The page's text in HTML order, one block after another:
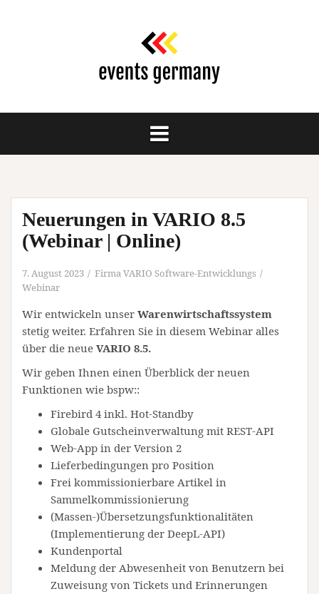
Neuerungen in VARIO 8.5
(Webinar | Online)
7. August 2023
Firma VARIO Software-Entwicklungs
Webinar
Wir entwickeln unser Warenwirtschaftssystem
stetig weiter. Erfahren Sie in diesem Webinar alles
über die neue VARIO 8.5.
Wir geben Ihnen einen Überblick der neuen
Funktionen wie bspw::
Firebird 4 inkl. Hot-Standby
Globale Gutscheinverwaltung mit REST-API
Web-App in der Version 2
Lieferbedingungen pro Position
Frei kommissionierbare Artikel in
Sammelkommissionierung
(Massen-)Übersetzungsfunktionalitäten
(Implementierung der DeepL-API)
Kundenportal
Meldung der Abwesenheit von Benutzern bei
Zuweisung von Tickets und Erinnerungen